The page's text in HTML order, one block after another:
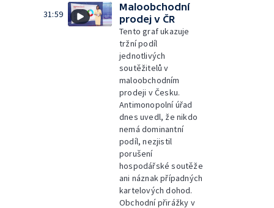
31:59
Maloobchodní
prodej v ČR
Tento graf ukazuje
tržní podíl
jednotlivých
soutěžitelů v
maloobchodním
prodeji v Česku.
Antimonopolní úřad
dnes uvedl, že nikdo
nemá dominantní
podíl, nezjistil
porušení
hospodářské soutěže
ani náznak případných
kartelových dohod.
Obchodní přirážky v